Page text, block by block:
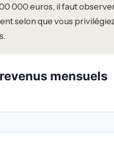
000 euros, il faut
selon que vous
mensuels